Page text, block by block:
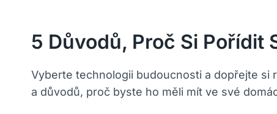
5 Důvodů, Proč Si Pořídit
Vyberte technologii budoucnosti a dopřejte si
a důvodů, proč byste ho měli mít ve své